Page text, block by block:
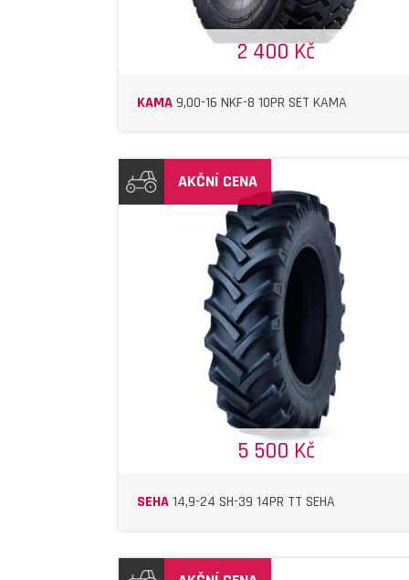
2 400 Kč
KAMA9,00-16 NKF-8 10PR SET KAMA
AKČNÍ CENA
5 500 Kč
SEHA14,9-24 SH-39 14PR TT SEHA
DETAIL